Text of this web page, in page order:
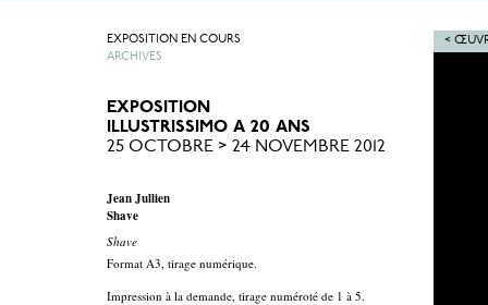
<
EXPOSITION EN COURS
ARCHIVES
EXPOSITION
ILLUSTRISSIMO A 20 ANS
25 OCTOBRE > 24 NOVEMBRE 2012
Jean Jullien
Shave
Shave
Format A3, tirage numérique.
Impression à la demande, tirage numéroté de 1 à 5.